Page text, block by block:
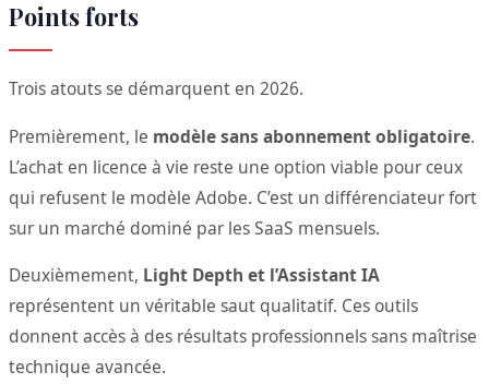
Points forts
Trois atouts se démarquent en 2026.
Premièrement, le modèle sans abonnement obligatoire.
L’achat en licence à vie reste une option viable pour ceux
qui refusent le modèle Adobe. C’est un différenciateur fort
sur un marché dominé par les SaaS mensuels.
Deuxièmement, Light Depth et l’Assistant IA
représentent un véritable saut qualitatif. Ces outils
donnent accès à des résultats professionnels sans maîtrise
technique avancée.